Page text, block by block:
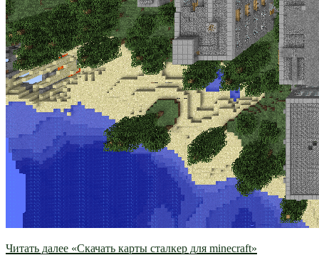
Читать далее «Скачать карты сталкер для minecraft»